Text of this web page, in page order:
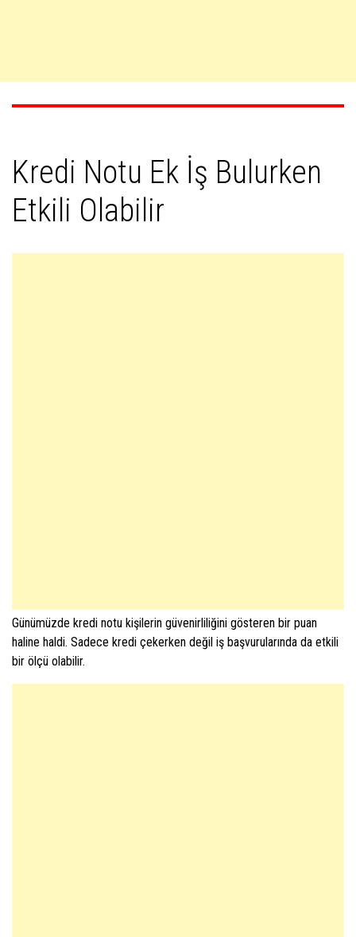
Kredi Notu Ek İş Bulurken
Etkili Olabilir
Günümüzde kredi notu kişilerin güvenirliliğini gösteren bir puan
haline haldi. Sadece kredi çekerken değil iş başvurularında da etkili
bir ölçü olabilir.